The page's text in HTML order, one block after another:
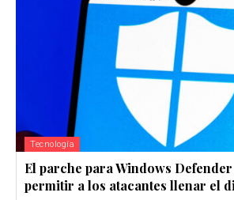
Tecnología
El parche para Windows
permitir a los atacantes llenar el